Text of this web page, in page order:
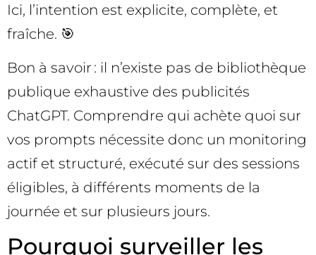
Ici, l’intention est explicite, complète, et
fraîche. 🎯
Bon à savoir : il n’existe pas de bibliothèque
publique exhaustive des publicités
ChatGPT. Comprendre qui achète quoi sur
vos prompts nécessite donc un monitoring
actif et structuré, exécuté sur des sessions
éligibles, à différents moments de la
journée et sur plusieurs jours.
Pourquoi surveiller les